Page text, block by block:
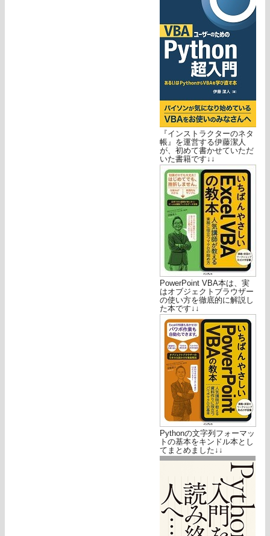
『インストラクターのネタ
帳』を運営する伊藤潔人
が、初めて書かせていただ
いた書籍です↓↓
PowerPoint VBA本は、実
はオブジェクトブラウザー
の使い方を徹底的に解説し
た本です↓↓
Pythonの文字列フォーマッ
トの基本をキンドル本とし
てまとめました↓↓